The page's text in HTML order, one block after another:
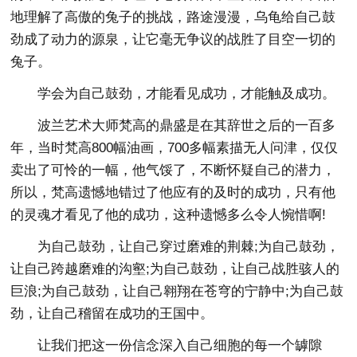
地理解了高傲的兔子的挑战，路途漫漫，乌龟给自己鼓
劲成了动力的源泉，让它毫无争议的战胜了目空一切的
兔子。
学会为自己鼓劲，才能看见成功，才能触及成功。
波兰艺术大师梵高的鼎盛是在其辞世之后的一百多
年，当时梵高800幅油画，700多幅素描无人问津，仅仅
卖出了可怜的一幅，他气馁了，不断怀疑自己的潜力，
所以，梵高遗憾地错过了他应有的及时的成功，只有他
的灵魂才看见了他的成功，这种遗憾多么令人惋惜啊!
为自己鼓劲，让自己穿过磨难的荆棘;为自己鼓劲，
让自己跨越磨难的沟壑;为自己鼓劲，让自己战胜骇人的
巨浪;为自己鼓劲，让自己翱翔在苍穹的宁静中;为自己鼓
劲，让自己稽留在成功的王国中。
让我们把这一份信念深入自己细胞的每一个罅隙